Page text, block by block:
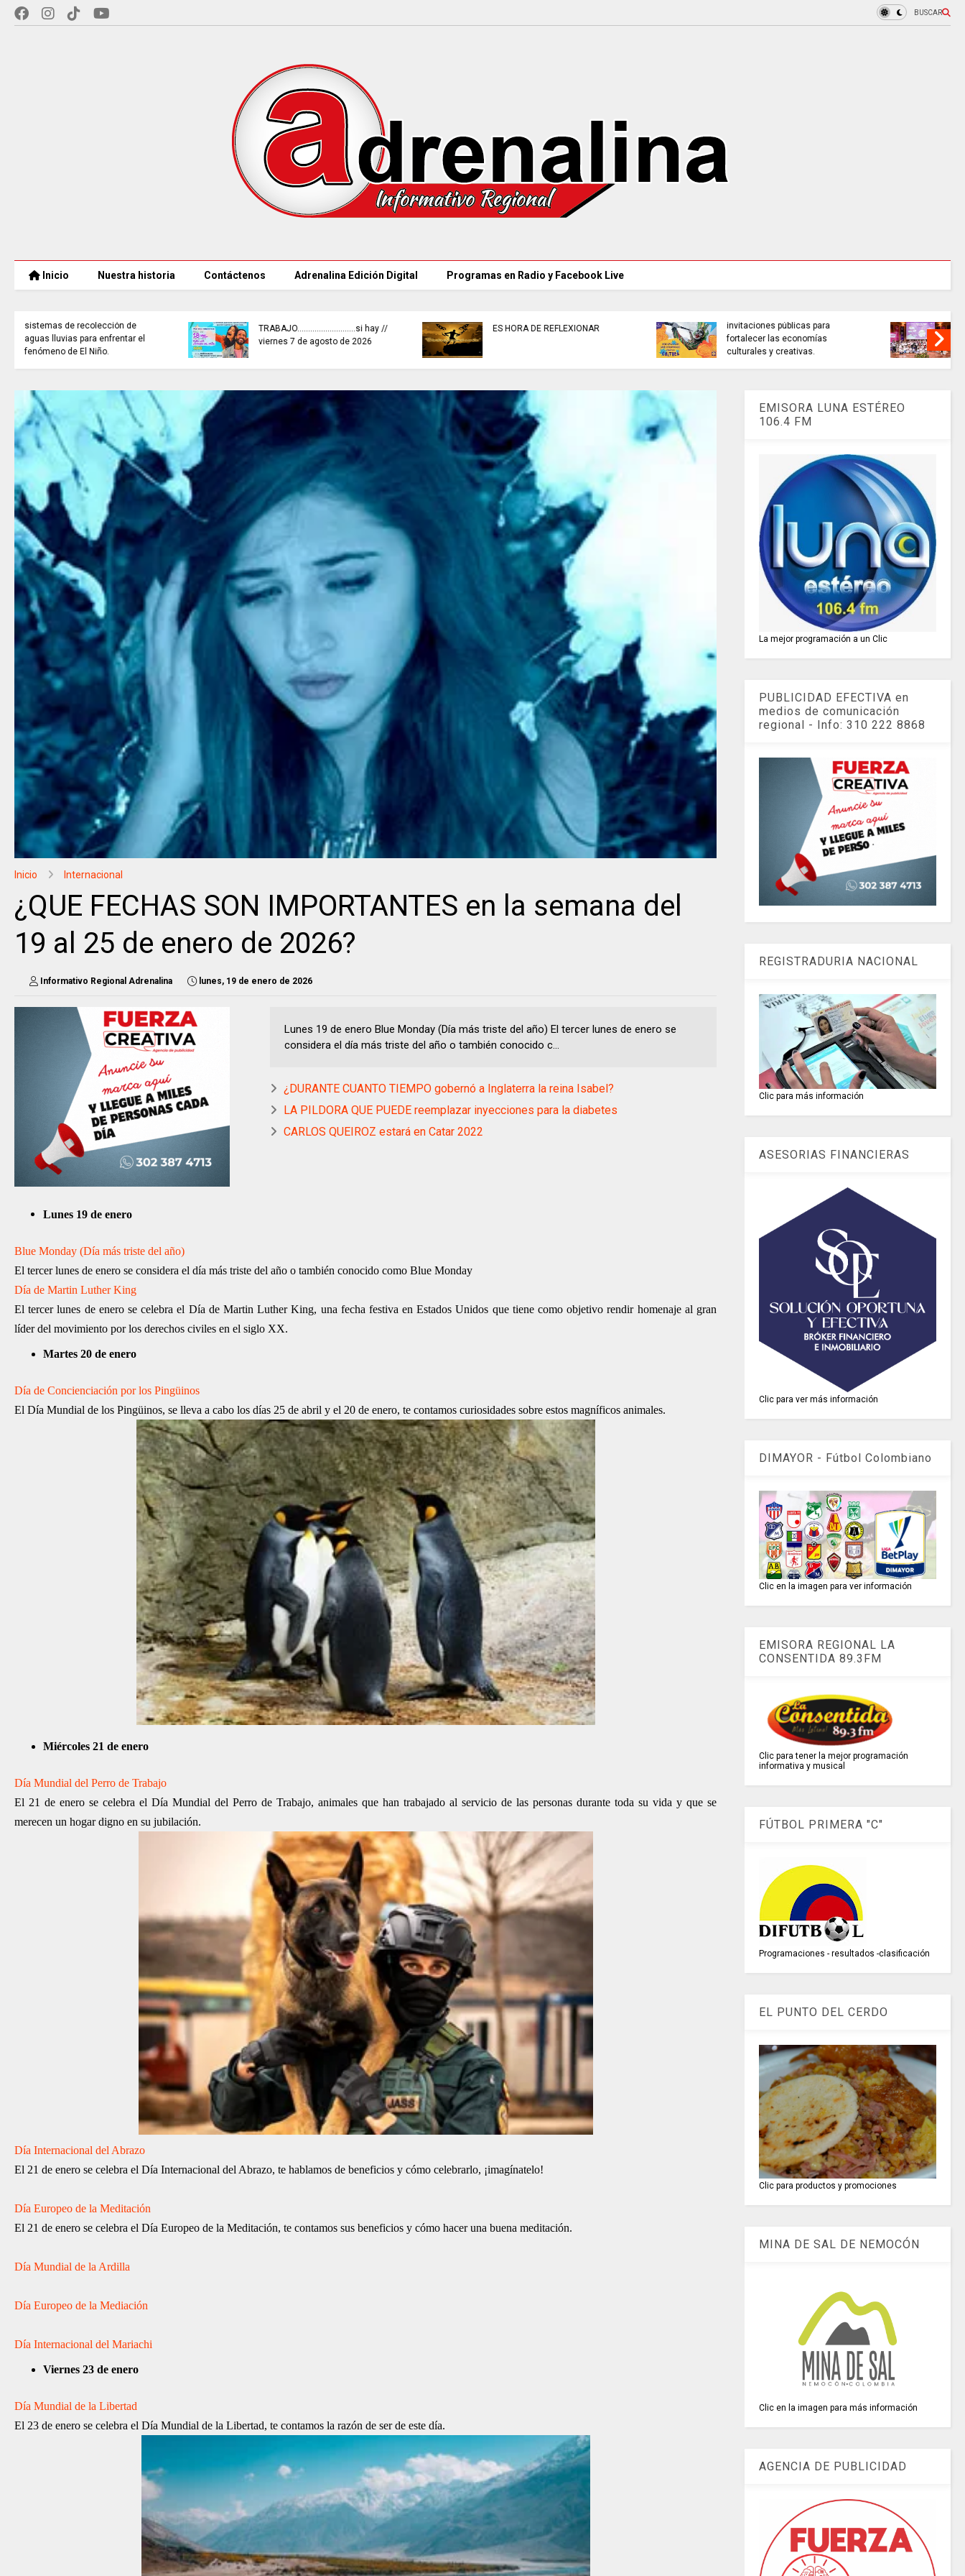
BUSCAR
Inicio Nuestra historia Contáctenos Adrenalina Edición Digital Programas en Radio y Facebook Live
ES HORA DE REFLEXIONAR
invitaciones públicas para
fortalecer las economías
CONCURSO NACIONAL de
Escritura premió 40 autores de
ARTISTAS CON ADRENALINA //
Proyecto Colombia Vive/ El
pájaro amarillo
Inicio Internacional
¿QUE FECHAS SON IMPORTANTES en la semana del
19 al 25 de enero de 2026?
Informativo Regional Adrenalina lunes, 19 de enero de 2026
Lunes 19 de enero Blue Monday (Día más triste del año) El tercer lunes de enero se
considera el día más triste del año o también conocido c...
¿DURANTE CUANTO TIEMPO gobernó a Inglaterra la reina Isabel?
LA PILDORA QUE PUEDE reemplazar inyecciones para la diabetes
CARLOS QUEIROZ estará en Catar 2022
Lunes 19 de enero
Blue Monday (Día más triste del año)
El tercer lunes de enero se considera el día más triste del año o también conocido como Blue Monday
Día de Martin Luther King
El tercer lunes de enero se celebra el Día de Martin Luther King, una fecha festiva en Estados Unidos que tiene como objetivo rendir homenaje al gran
líder del movimiento por los derechos civiles en el siglo XX.
Martes 20 de enero
Día de Concienciación por los Pingüinos
El Día Mundial de los Pingüinos, se lleva a cabo los días 25 de abril y el 20 de enero, te contamos curiosidades sobre estos magníficos animales.
Miércoles 21 de enero
Día Mundial del Perro de Trabajo
El 21 de enero se celebra el Día Mundial del Perro de Trabajo, animales que han trabajado al servicio de las personas durante toda su vida y que se
merecen un hogar digno en su jubilación.
Día Internacional del Abrazo
El 21 de enero se celebra el Día Internacional del Abrazo, te hablamos de beneficios y cómo celebrarlo, ¡imagínatelo!
Día Europeo de la Meditación
El 21 de enero se celebra el Día Europeo de la Meditación, te contamos sus beneficios y cómo hacer una buena meditación.
Día Mundial de la Ardilla
Día Europeo de la Mediación
Día Internacional del Mariachi
Viernes 23 de enero
Día Mundial de la Libertad
El 23 de enero se celebra el Día Mundial de la Libertad, te contamos la razón de ser de este día.
EMISORA LUNA ESTÉREO
106.4 FM
La mejor programación a un Clic
PUBLICIDAD EFECTIVA en
medios de comunicación
regional - Info: 310 222 8868
REGISTRADURIA NACIONAL
Clic para más información
ASESORIAS FINANCIERAS
Clic para ver más información
DIMAYOR - Fútbol Colombiano
Clic en la imagen para ver información
EMISORA REGIONAL LA
CONSENTIDA 89.3FM
Clic para tener la mejor programación
informativa y musical
FÚTBOL PRIMERA "C"
Programaciones - resultados -clasificación
EL PUNTO DEL CERDO
Clic para productos y promociones
MINA DE SAL DE NEMOCÓN
Clic en la imagen para más información
AGENCIA DE PUBLICIDAD